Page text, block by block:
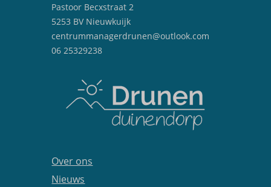
Pastoor Becxstraat 2
5253 BV Nieuwkuijk
centrummanagerdrunen@outlook.com
06 25329238
Over ons
Nieuws